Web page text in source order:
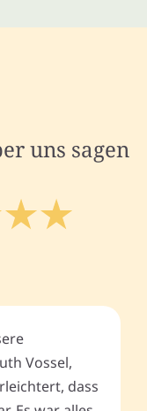
uns sagen
Vossel,
dass